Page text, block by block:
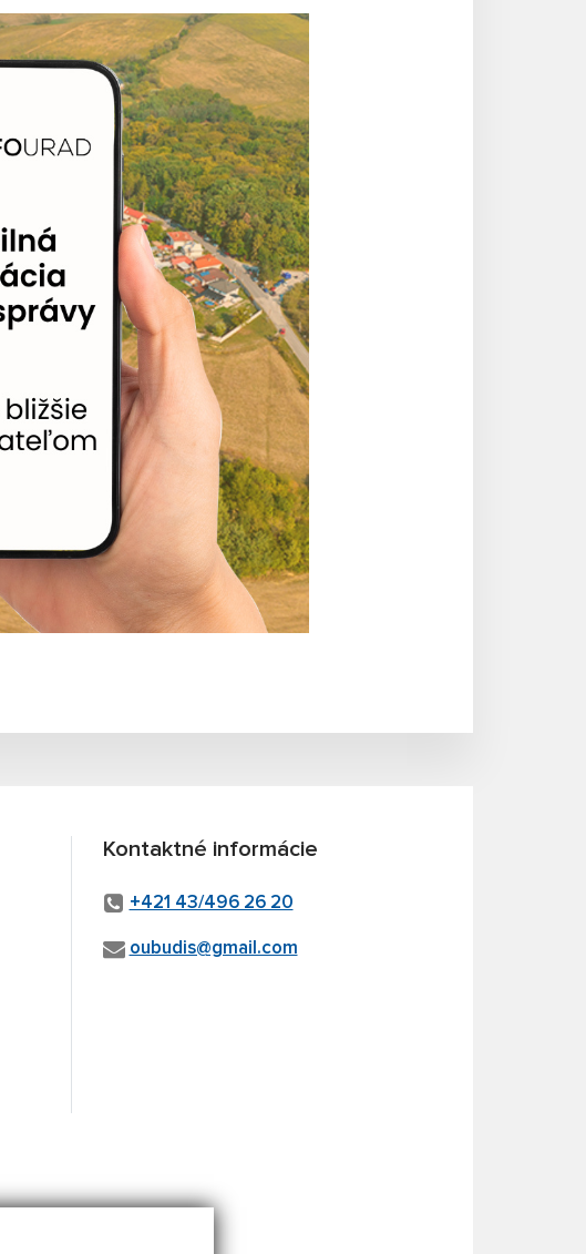
Kontaktné informácie
+421 43/496 26 20
oubudis@gmail.com